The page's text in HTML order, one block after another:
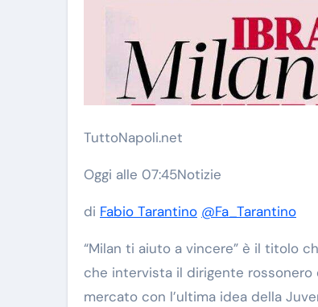
TuttoNapoli.net
Oggi alle 07:45Notizie
di Fabio Tarantino @Fa_Tarantino
“Milan ti aiuto a vincere” è il titolo
che intervista il dirigente rossonero
mercato con l’ultima idea della